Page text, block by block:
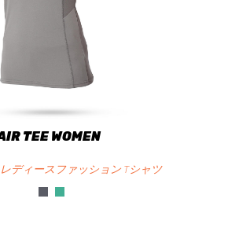
TEE WOMEN
ディースファッション Tシャツ